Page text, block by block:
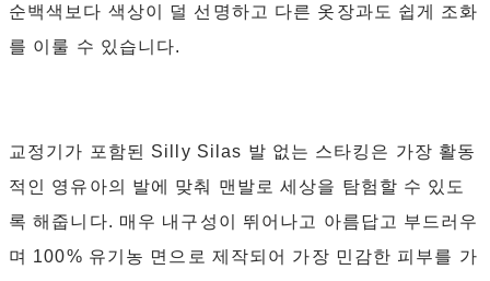
순백색보다 색상이 덜 선명하고 다른 옷장과도 쉽게 조화
를 이룰 수 있습니다.
교정기가 포함된 Silly Silas 발 없는 스타킹은 가장 활동
적인 영유아의 발에 맞춰 맨발로 세상을 탐험할 수 있도
록 해줍니다. 매우 내구성이 뛰어나고 아름답고 부드러우
며 100% 유기농 면으로 제작되어 가장 민감한 피부를 가